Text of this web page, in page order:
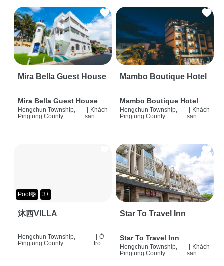
Mira Bella Guest House
Mira Bella Guest House
Hengchun Township,
Pingtung County
Khách
sạn
Mambo Boutique Hotel
Mambo Boutique Hotel
Hengchun Township,
Pingtung County
Khách
sạn
Pool🛟 3+
沐西VILLA
Hengchun Township,
Pingtung County
Ở
trọ
Star To Travel Inn
Star To Travel Inn
Hengchun Township,
Pingtung County
Khách
sạn